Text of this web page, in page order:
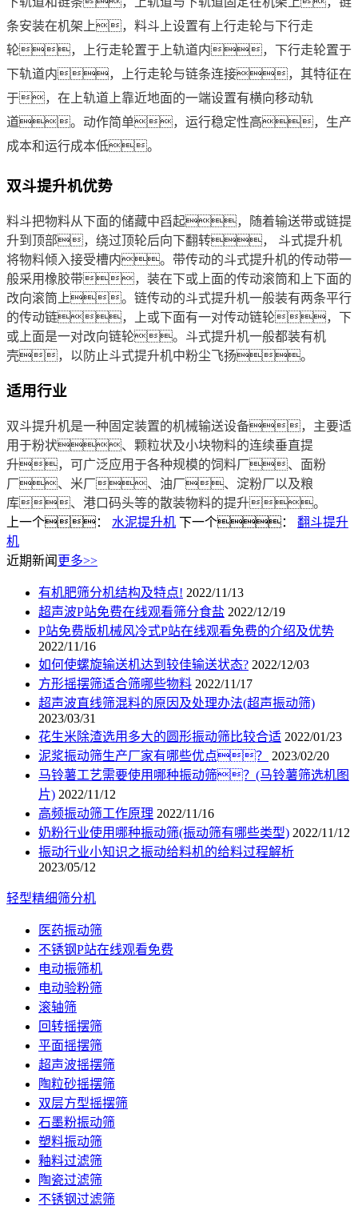
条安装在机架上，料斗上设置有上行走轮与下行走
轮，上行走轮置于上轨道内，下行走轮置于
下轨道内，上行走轮与链条连接，其特征在
于，在上轨道上靠近地面的一端设置有横向移动轨
道。动作简单，运行稳定性高，生产
成本和运行成本低。
双斗提升机优势
料斗把物料从下面的储藏中舀起，随着输送带或链提
升到顶部，绕过顶轮后向下翻转， 斗式提升机
将物料倾入接受槽内。带传动的斗式提升机的传动带一
般采用橡胶带，装在下或上面的传动滚筒和上下面的
改向滚筒上。链传动的斗式提升机一般装有两条平行
的传动链，上或下面有一对传动链轮，下
或上面是一对改向链轮。斗式提升机一般都装有机
壳，以防止斗式提升机中粉尘飞扬。
适用行业
双斗提升机是一种固定装置的机械输送设备，主要适
用于粉状、颗粒状及小块物料的连续垂直提
升，可广泛应用于各种规模的饲料厂、面粉
厂、米厂、油厂、淀粉厂以及粮
库、港口码头等的散装物料的提升。
上一个： 水泥提升机 下一个： 翻斗提升
机
近期新闻 更多>>
有机肥筛分机结构及特点! 2022/11/13
超声波P站免费在线观看筛分食盐 2022/12/19
P站免费版机械风冷式P站在线观看免费的介绍及优势
2022/11/16
如何使螺旋输送机达到较佳输送状态? 2022/12/03
方形摇摆筛适合筛哪些物料 2022/11/17
超声波直线筛混料的原因及处理办法(超声振动筛)
2023/03/31
花生米除渣选用多大的圆形振动筛比较合适 2022/01/23
泥浆振动筛生产厂家有哪些优点？
2023/02/20
马铃薯工艺需要使用哪种振动筛？(马铃薯筛选机图
片) 2022/11/12
高频振动筛工作原理 2022/11/16
奶粉行业使用哪种振动筛(振动筛有哪些类型) 2022/11/12
振动行业小知识之振动给料机的给料过程解析
2023/05/12
轻型精细筛分机
医药振动筛
不锈钢P站在线观看免费
电动振筛机
电动验粉筛
滚轴筛
回转摇摆筛
平面摇摆筛
超声波摇摆筛
陶粒砂摇摆筛
双层方型摇摆筛
石墨粉振动筛
塑料振动筛
釉料过滤筛
陶瓷过滤筛
不锈钢过滤筛